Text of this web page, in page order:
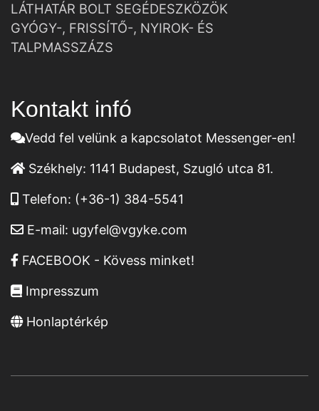
LÁTHATÁR BOLT SEGÉDESZKÖZÖK
GYÓGY-, FRISSÍTŐ-, NYIROK- ÉS
TALPMASSZÁZS
Kontakt infó
Vedd fel velünk a kapcsolatot Messenger-en!
Székhely: 1141 Budapest, Szugló utca 81.
Telefon: (+36-1) 384-5541
E-mail: ugyfel@vgyke.com
FACEBOOK - Kövess minket!
Impresszum
Honlaptérkép